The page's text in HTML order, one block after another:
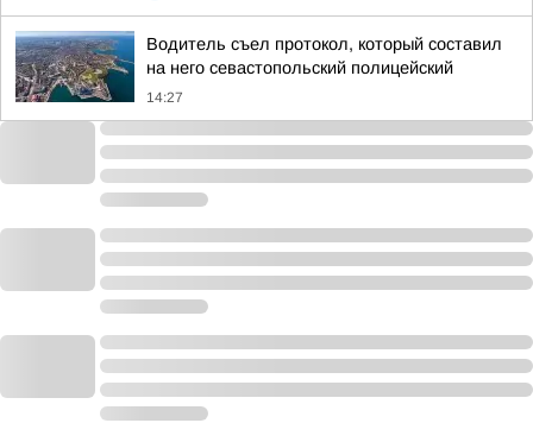
Водитель съел протокол, который составил
на него севастопольский полицейский
14:27